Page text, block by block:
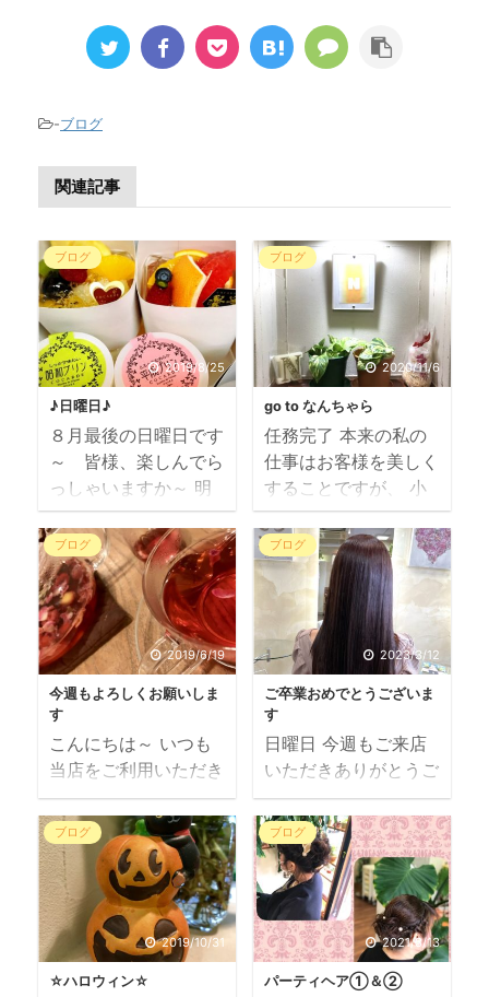
-ブログ
関連記事
ブログ
2019/8/25
♪日曜日♪
８月最後の日曜日です
～ 皆様、楽しんでら
っしゃいますか～ 明
日から学校も始まるみ
たいですね 宿題、終
わったかな 当店は明
日月曜日は定休日です
よろしくお願いします
暑くて暑くて、そろ
そろ溶けるんじゃない
かと思う今日この頃、
今朝の大阪は少しだけ
涼しくなりました こ
のまま涼しくなってく
れたらいいんだけ
ど・・・ まだまだや
な～ 皆様、残暑お見
舞い申し上げます 油
断せず、熱中症にも気
をつけてくださいね
先日ご来店いただい
たお客様 20年以上、
ブログ
2020/11/6
go to なんちゃら
任務完了 本来の私の
仕事はお客様を美しく
することですが、 小
さな店の事業主であり
ますので、プレイング
マネージャーといえば
聞こえは良いが、 先
週から引き続いていた
全てのタスクをさきほ
ど終え、ホッと一息
10日前まで２週間も休
んでいたのに、 もう
次の休日の事を考えて
います 皆様は、
「go to ～」しました
か Go To Eat 大阪キ
ャンペーン には見事
に乗り遅れた私ですが
何か チャンスは残り
２回 次こそは 改装
休暇中には go to 白
浜、 go t ...
ブログ
2019/6/19
今週もよろしくお願いしま
す
こんにちは～ いつも
当店をご利用いただき
ましてまことにありが
とうございます 城東
区 美容室 N のブ
ログ N-blog へよ
うこそ （月）(火）
と連休でしたので、今
日からまたハリキッて
営業しております 皆
ブログ
2023/3/12
ご卒業おめでとうございま
す
日曜日 今週もご来店
いただきありがとうご
ざいました 高校卒業
した皆さん、 ついに
カラーデビュー ご来
店＆ご予約もありがと
うございます 撮り忘
れちゃった方、ごめん
なさい 初カラーの美
しさったら 自画自賛
ブログ
2019/10/31
☆ハロウィン☆
ブログ
2021/3/13
パーティヘア①＆②